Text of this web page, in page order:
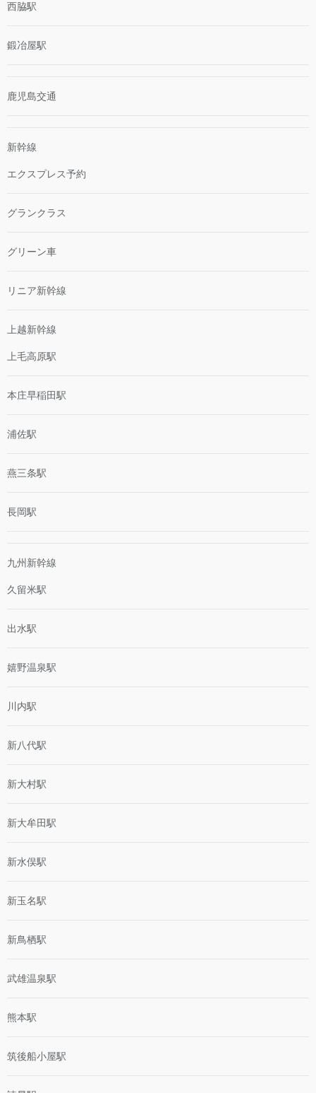
西脇駅
鍛冶屋駅
鹿児島交通
新幹線
エクスプレス予約
グランクラス
グリーン車
リニア新幹線
上越新幹線
上毛高原駅
本庄早稲田駅
浦佐駅
燕三条駅
長岡駅
九州新幹線
久留米駅
出水駅
嬉野温泉駅
川内駅
新八代駅
新大村駅
新大牟田駅
新水俣駅
新玉名駅
新鳥栖駅
武雄温泉駅
熊本駅
筑後船小屋駅